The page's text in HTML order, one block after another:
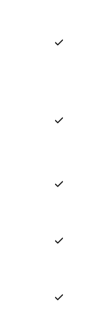




